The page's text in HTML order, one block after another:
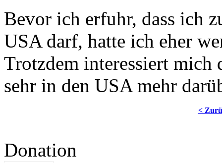
Bevor ich erfuhr, dass ich
USA darf, hatte ich eher
Trotzdem interessiert mich
sehr in den USA mehr
<
Donation